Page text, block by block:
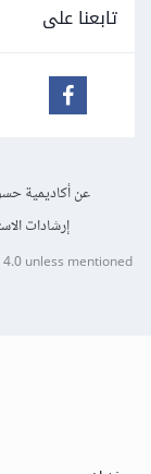
تابعنا على
عن أكاديمية
إرشادات
4.0unless mentioned